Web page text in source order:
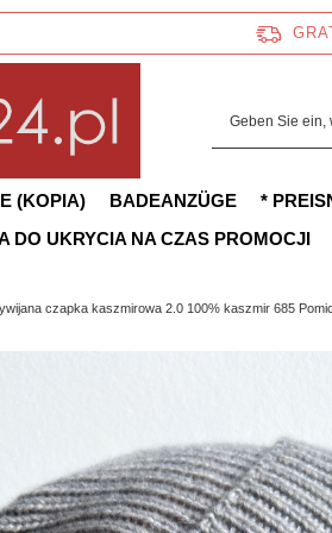
(KOPIA) BADEANZÜGE *
DO UKRYCIA NA CZAS PROMOCJI
czapka kaszmirowa 2.0 100% kaszmir 685